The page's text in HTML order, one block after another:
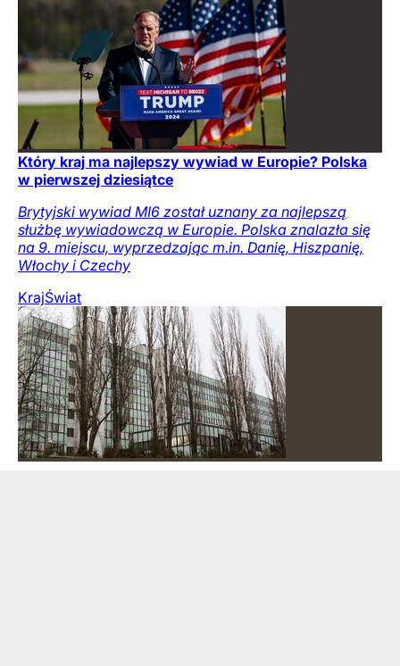
Który kraj ma najlepszy wywiad w Europie? Polska
w pierwszej dziesiątce
Brytyjski wywiad MI6 został uznany za najlepszą
służbę wywiadowczą w Europie. Polska znalazła się
na 9. miejscu, wyprzedzając m.in. Danię, Hiszpanię,
Włochy i Czechy
KrajŚwiat